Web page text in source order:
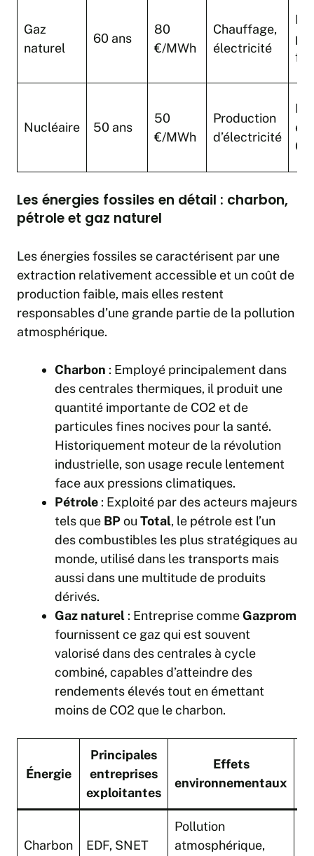
Gaz
naturel
60 ans
80
€/MWh
Chauffage,
électricité
Nucléaire 50 ans
50
€/MWh
Production
d’électricité
Les énergies fossiles en détail : charbon,
pétrole et gaz naturel
Les énergies fossiles se caractérisent par une
extraction relativement accessible et un coût de
production faible, mais elles restent
responsables d’une grande partie de la pollution
atmosphérique.
Charbon : Employé principalement dans
des centrales thermiques, il produit une
quantité importante de CO2 et de
particules fines nocives pour la santé.
Historiquement moteur de la révolution
industrielle, son usage recule lentement
face aux pressions climatiques.
Pétrole : Exploité par des acteurs majeurs
tels que BPou Total, le pétrole est l’un
des combustibles les plus stratégiques au
monde, utilisé dans les transports mais
aussi dans une multitude de produits
dérivés.
Gaz naturel : Entreprise commeGazprom
fournissent ce gaz qui est souvent
valorisé dans des centrales à cycle
combiné, capables d’atteindre des
rendements élevés tout en émettant
moins de CO2 que le charbon.
Énergie
Principales
entreprises
exploitantes
Effets
environnementaux
Charbon EDF, SNET
Pollution
atmosphérique,